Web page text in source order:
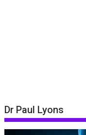
Dr Paul Lyons